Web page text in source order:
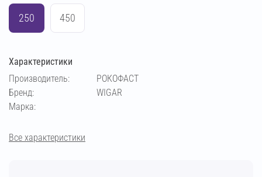
250 450
Характеристики
Производитель:
РОКОФАСТ
Бренд:
WIGAR
Марка:
Все характеристики